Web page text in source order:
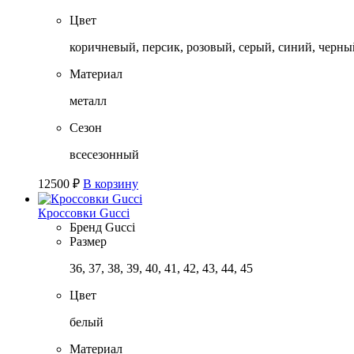
Цвет
коричневый, персик, розовый, серый, синий,
Материал
металл
Сезон
всесезонный
12500 ₽ В корзину
Кроссовки Gucci
Бренд Gucci
Размер
36, 37, 38, 39, 40, 41, 42, 43, 44, 45
Цвет
белый
Материал